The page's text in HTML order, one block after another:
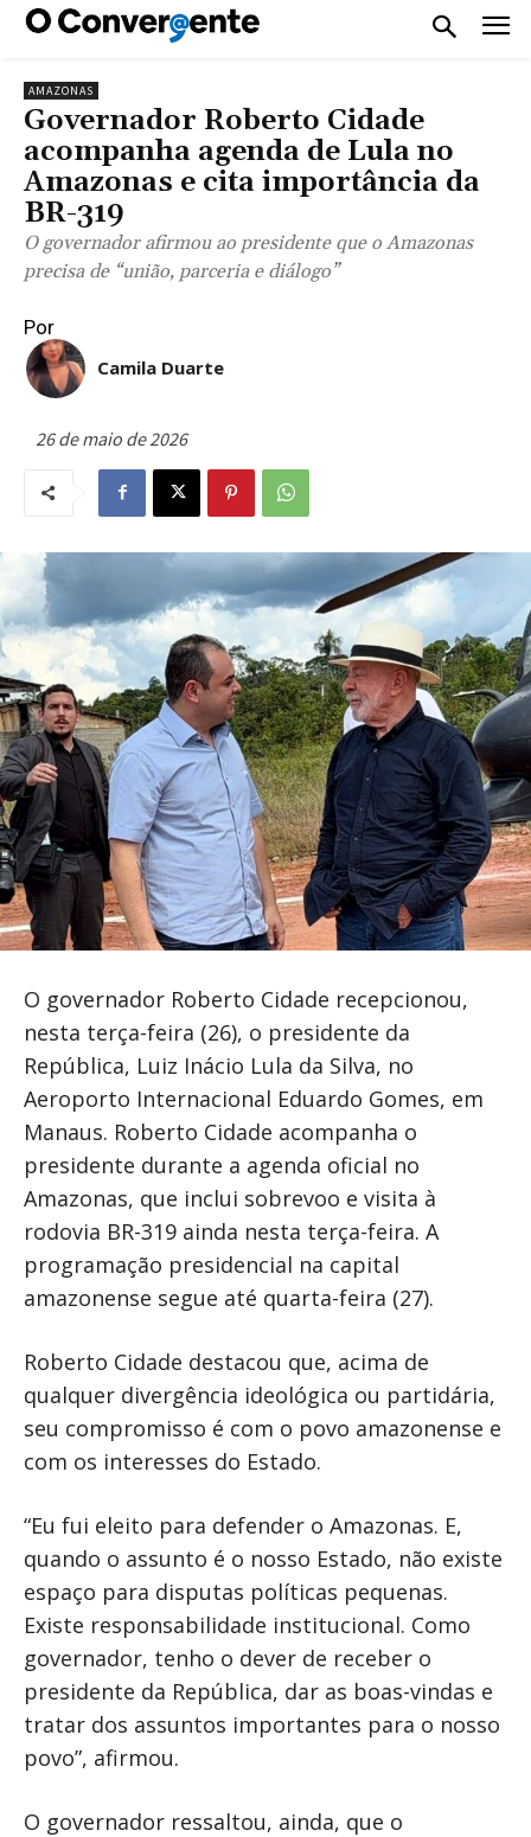
AMAZONAS
Governador Roberto Cidade
acompanha agenda de Lula no
Amazonas e cita importância da
BR-319
O governador afirmou ao presidente que o Amazonas
precisa de “união, parceria e diálogo”
Por
Camila Duarte
26 de maio de 2026
O governador Roberto Cidade recepcionou,
nesta terça-feira (26), o presidente da
República, Luiz Inácio Lula da Silva, no
Aeroporto Internacional Eduardo Gomes, em
Manaus. Roberto Cidade acompanha o
presidente durante a agenda oficial no
Amazonas, que inclui sobrevoo e visita à
rodovia BR-319 ainda nesta terça-feira. A
programação presidencial na capital
amazonense segue até quarta-feira (27).
Roberto Cidade destacou que, acima de
qualquer divergência ideológica ou partidária,
seu compromisso é com o povo amazonense e
com os interesses do Estado.
“Eu fui eleito para defender o Amazonas. E,
quando o assunto é o nosso Estado, não existe
espaço para disputas políticas pequenas.
Existe responsabilidade institucional. Como
governador, tenho o dever de receber o
presidente da República, dar as boas-vindas e
tratar dos assuntos importantes para o nosso
povo”, afirmou.
O governador ressaltou, ainda, que o